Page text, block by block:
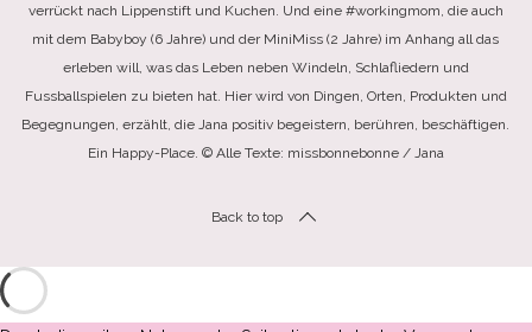
verrückt nach Lippenstift und Kuchen. Und eine #workingmom, die auch
mit dem Babyboy (6 Jahre) und der MiniMiss (2 Jahre) im Anhang all das
erleben will, was das Leben neben Windeln, Schlafliedern und
Fussballspielen zu bieten hat. Hier wird von Dingen, Orten, Produkten und
Begegnungen, erzählt, die Jana positiv begeistern, berühren, beschäftigen.
Ein Happy-Place. © Alle Texte: missbonnebonne / Jana
Back to top